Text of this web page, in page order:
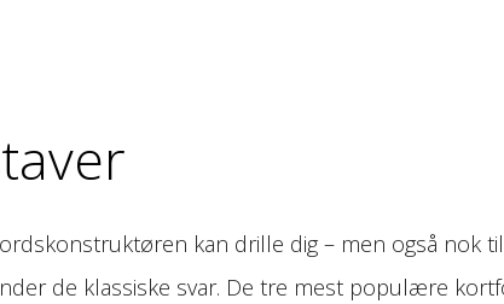
kan drille dig – men også nok
de klassiske svar. De tre mest populære